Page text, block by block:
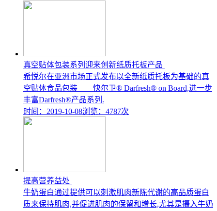
真空贴体包装系列迎来创新纸质托板产品
希悦尔在亚洲市场正式发布以全新纸质托板为基础的真
空贴体食品包装——快尔卫® Darfresh® on Board,进一步
丰富Darfresh®产品系列.
时间：2019-10-08浏览：4787次
提高营养益处
牛奶蛋白通过提供可以刺激肌肉新陈代谢的高品质蛋白
质来保持肌肉,并促进肌肉的保留和增长,尤其是摄入牛奶